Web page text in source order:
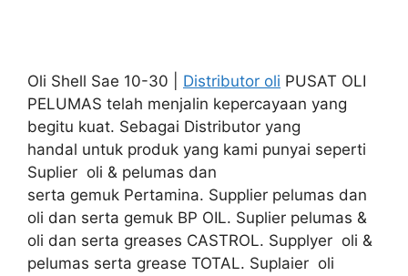
Oli Shell Sae 10-30 | Distributor oli PUSAT OLI
PELUMAS telah menjalin kepercayaan yang
begitu kuat. Sebagai Distributor yang
handal untuk produk yang kami punyai seperti
Suplier oli & pelumas dan
serta gemuk Pertamina. Supplier pelumas dan
oli dan serta gemuk BP OIL. Suplier pelumas &
oli dan serta greases CASTROL. Supplyer oli &
pelumas serta grease TOTAL. Suplaier oli